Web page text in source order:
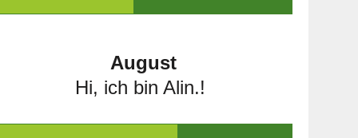
August
Hi, ich bin Alin.!